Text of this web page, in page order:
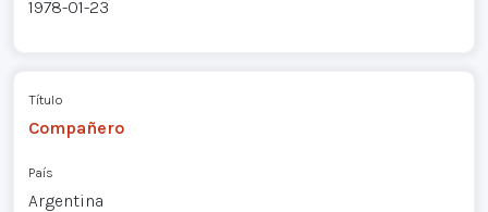
1978-01-23
Título
Compañero
País
Argentina